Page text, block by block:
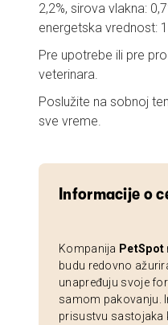
2,2%, sirova vlakna:
energetska vrednost:
Pre upotrebe ili pre
veterinara.
Poslužite na sobnoj
sve vreme.
Informacije o
Kompanija PetSpot
budu redovno
unapređuju svoje
samom pakovanju.
prisustvu sastojaka